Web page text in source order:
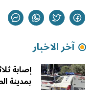
آخر الاخبار
إصابة
بمدينة